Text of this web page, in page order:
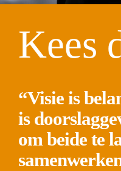
Kees
“Visie is
is
om beide te